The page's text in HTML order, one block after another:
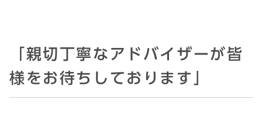
「親切丁寧なアドバイザーが皆
様をお待ちしております」